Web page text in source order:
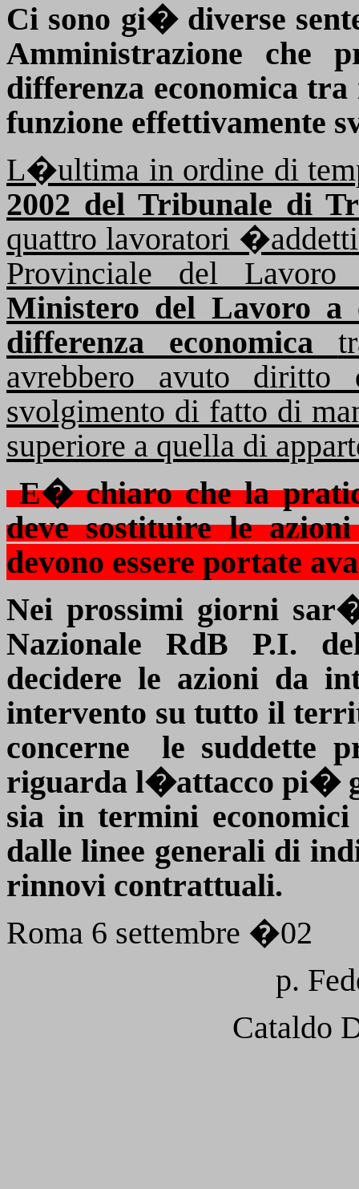
Ci sono gi� diverse
Amministrazione che
differenza economica
funzione effettivamente
L�ultima in ordine di
2002 del Tribunale di
quattro lavoratori
Provinciale del
Ministero del Lavoro a
differenza economica
avrebbero avuto
svolgimento di fatto di
superiore a quella di
E� chiaro che la
deve sostituire le
devono essere portate
Nei prossimi giorni
Nazionale RdB P.I.
decidere le azioni da
intervento su tutto il
concerne
le suddette
riguarda l�attacco pi�
sia in termini economici
dalle linee generali di
rinnovi contrattuali.
Roma 6 settembre �02
p.
Cataldo